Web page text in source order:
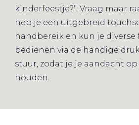
kinderfeestje?". Vraag maar
heb je een uitgebreid
handbereik en kun je diverse
bedienen via de handige
stuur, zodat je je aandacht
houden.